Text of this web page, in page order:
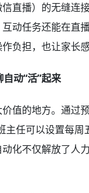
直播）的无缝连
动任务还能在直
负担，也让家长
动“活”起来
值的地方。通过
主任可以设置每
化不仅解放了人